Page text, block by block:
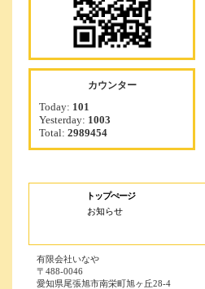
カウンター
Today: 101
Yesterday: 1003
Total: 2989454
トップぺージ
お知らせ
有限会社いなや
〒488-0046
愛知県尾張旭市南栄町旭ヶ丘28-4